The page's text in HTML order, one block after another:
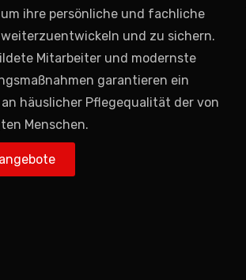
ihre persönliche und fachliche
und zu sichern.
Mitarbeiter und modernste
garantieren ein
häuslicher Pflegequalität der von
Menschen.